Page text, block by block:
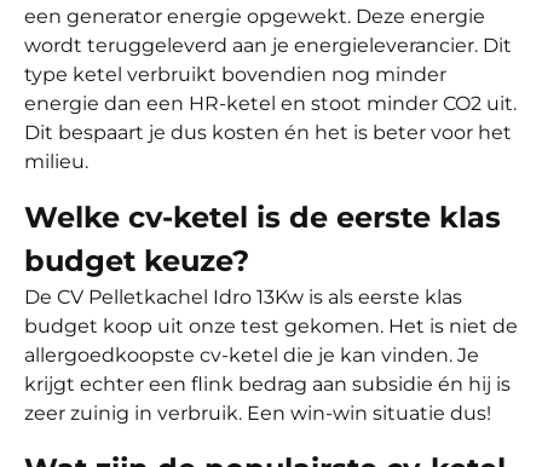
een generator energie opgewekt. Deze energie
wordt teruggeleverd aan je energieleverancier. Dit
type ketel verbruikt bovendien nog minder
energie dan een HR-ketel en stoot minder CO2 uit.
Dit bespaart je dus kosten én het is beter voor het
milieu.
Welke cv-ketel is de eerste klas
budget keuze?
De CV Pelletkachel Idro 13Kw is als eerste klas
budget koop uit onze test gekomen. Het is niet de
allergoedkoopste cv-ketel die je kan vinden. Je
krijgt echter een flink bedrag aan subsidie én hij is
zeer zuinig in verbruik. Een win-win situatie dus!